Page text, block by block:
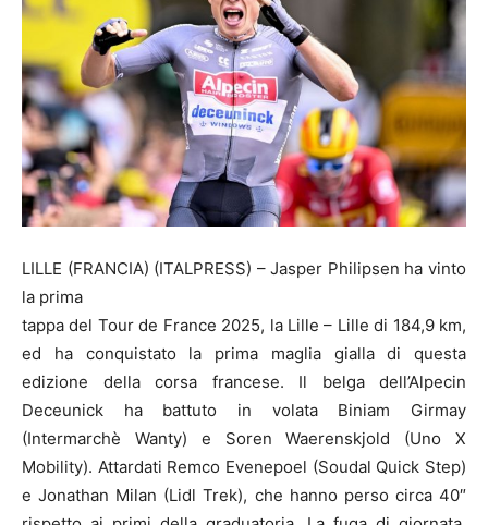
LILLE (FRANCIA) (ITALPRESS) – Jasper Philipsen ha vinto
la prima
tappa del Tour de France 2025, la Lille – Lille di 184,9 km,
ed ha conquistato la prima maglia gialla di questa
edizione della corsa francese. Il belga dell’Alpecin
Deceunick ha battuto in volata Biniam Girmay
(Intermarchè Wanty) e Soren Waerenskjold (Uno X
Mobility). Attardati Remco Evenepoel (Soudal Quick Step)
e Jonathan Milan (Lidl Trek), che hanno perso circa 40″